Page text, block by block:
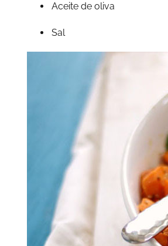
Aceite de oliva
Sal